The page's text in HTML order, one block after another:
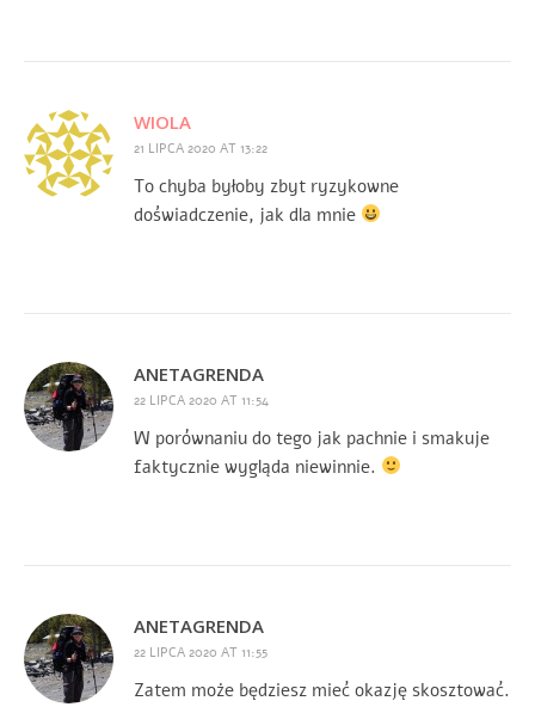
WIOLA
21 LIPCA 2020 AT 13:22
To chyba byłoby zbyt ryzykowne
doświadczenie, jak dla mnie
ANETAGRENDA
22 LIPCA 2020 AT 11:54
W porównaniu do tego jak pachnie i smakuje
faktycznie wygląda niewinnie.
ANETAGRENDA
22 LIPCA 2020 AT 11:55
Zatem może będziesz mieć okazję skosztować.